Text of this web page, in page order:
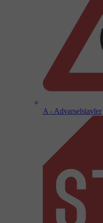
A - Advarselstavler